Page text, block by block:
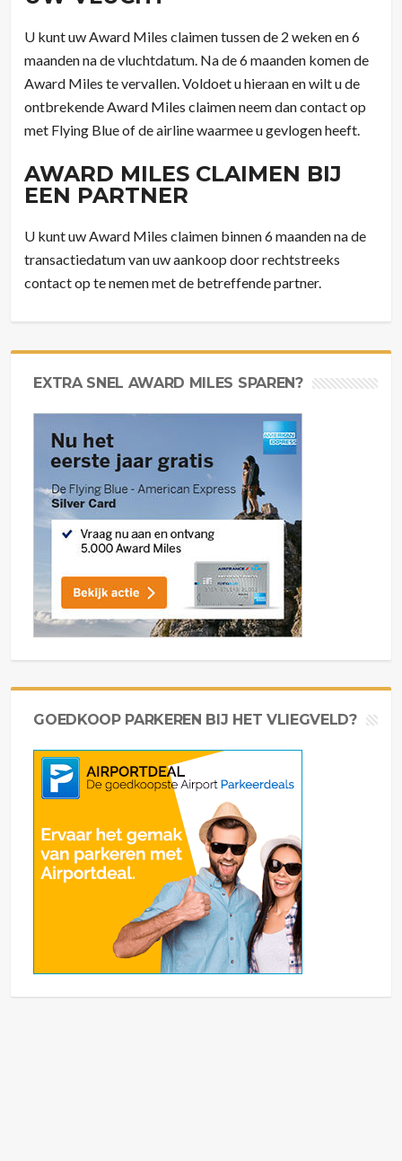
U kunt uw Award Miles claimen tussen de 2 weken en 6
maanden na de vluchtdatum. Na de 6 maanden komen de
Award Miles te vervallen. Voldoet u hieraan en wilt u de
ontbrekende Award Miles claimen neem dan contact op
met Flying Blue of de airline waarmee u gevlogen heeft.
AWARD MILES CLAIMEN BIJ
EEN PARTNER
U kunt uw Award Miles claimen binnen 6 maanden na de
transactiedatum van uw aankoop door rechtstreeks
contact op te nemen met de betreffende partner.
EXTRA SNEL AWARD MILES SPAREN?
GOEDKOOP PARKEREN BIJ HET VLIEGVELD?